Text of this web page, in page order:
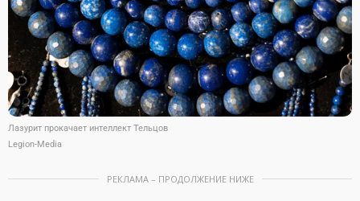
Лазурит прокачает интеллект Тельцов
Legion-Media
РЕКЛАМА – ПРОДОЛЖЕНИЕ НИЖЕ